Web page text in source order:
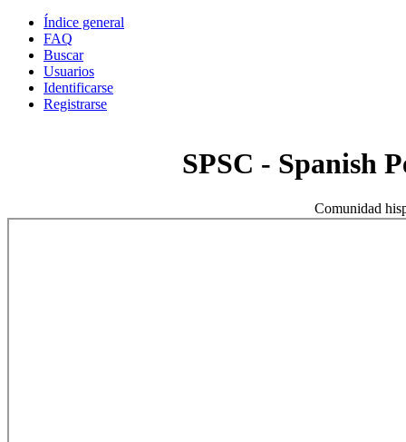
Índice general
FAQ
Buscar
Usuarios
Identificarse
Registrarse
SPSC - Spanish
Comunidad